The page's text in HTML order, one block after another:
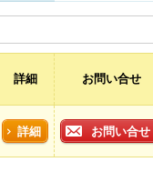
詳細 お問い合せ
詳細 お問い合せ